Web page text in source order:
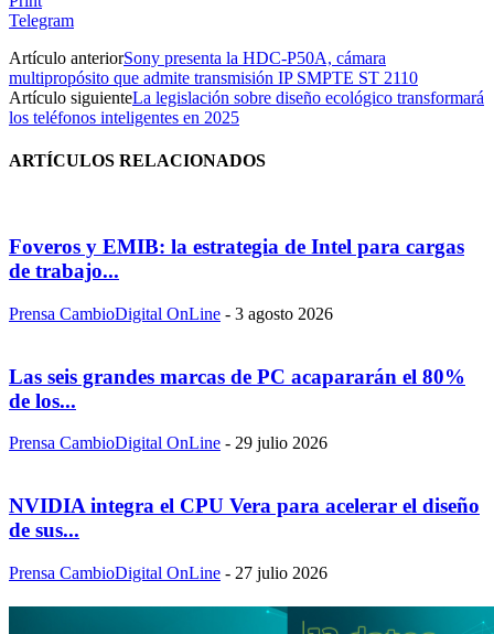
Telegram
Artículo anteriorSony presenta la HDC-P50A, cámara
multipropósito que admite transmisión IP SMPTE ST 2110
Artículo siguienteLa legislación sobre diseño ecológico transformará
los teléfonos inteligentes en 2025
ARTÍCULOS RELACIONADOS
Foveros y EMIB: la estrategia de Intel para cargas
de trabajo...
Prensa CambioDigital OnLine - 3 agosto 2026
Las seis grandes marcas de PC acapararán el 80%
de los...
Prensa CambioDigital OnLine - 29 julio 2026
NVIDIA integra el CPU Vera para acelerar el diseño
de sus...
Prensa CambioDigital OnLine - 27 julio 2026